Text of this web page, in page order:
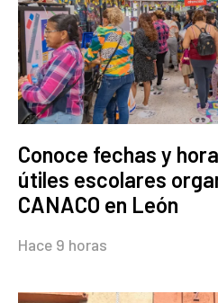
Conoce fechas y
útiles escolares
CANACO en León
Hace 9 horas